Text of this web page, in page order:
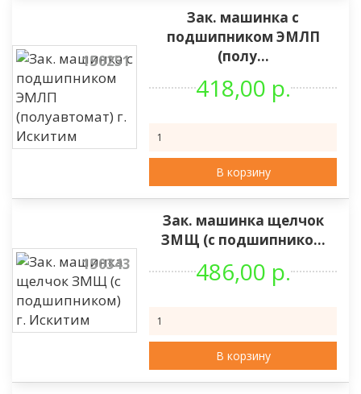
150251
Зак. машинка с
подшипником ЭМЛП
(полу...
418,00 р.
В корзину
150343
Зак. машинка щелчок
ЗМЩ (с подшипнико...
486,00 р.
В корзину